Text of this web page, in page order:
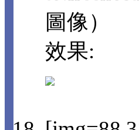
圖像）
效果: